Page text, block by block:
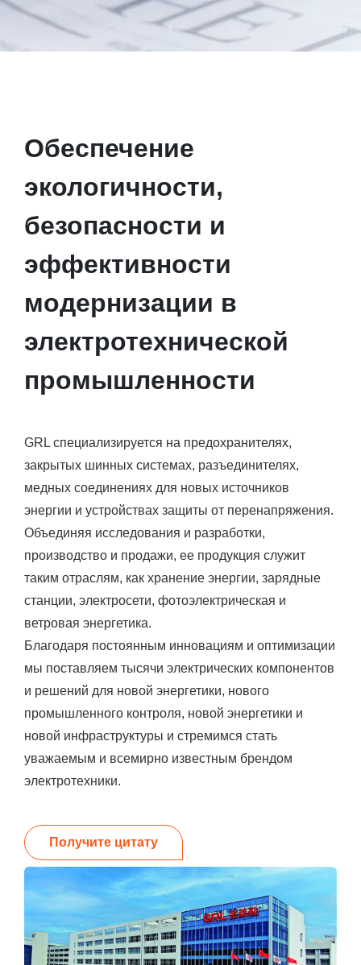
Обеспечение
экологичности,
безопасности и
эффективности
модернизации в
электротехнической
промышленности
GRL специализируется на предохранителях,
закрытых шинных системах, разъединителях,
медных соединениях для новых источников
энергии и устройствах защиты от перенапряжения.
Объединяя исследования и разработки,
производство и продажи, ее продукция служит
таким отраслям, как хранение энергии, зарядные
станции, электросети, фотоэлектрическая и
ветровая энергетика.
Благодаря постоянным инновациям и оптимизации
мы поставляем тысячи электрических компонентов
и решений для новой энергетики, нового
промышленного контроля, новой энергетики и
новой инфраструктуры и стремимся стать
уважаемым и всемирно известным брендом
электротехники.
Получите цитату